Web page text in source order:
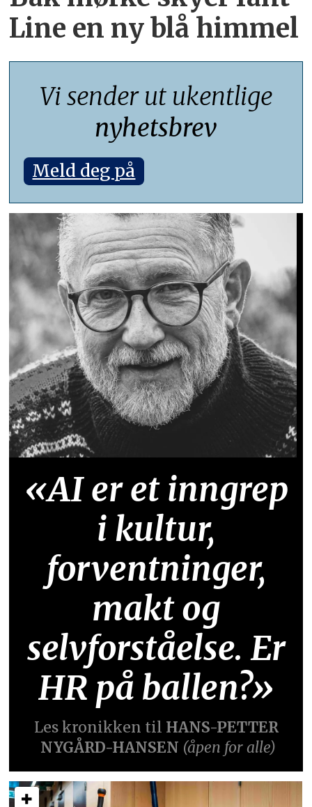
Line en ny blå himmel
Vi sender ut ukentlige
nyhetsbrev
Meld deg på
«AI er et inngrep
i kultur,
forventninger,
makt og
selvforståelse. Er
HR på ballen?»
Les kronikken til HANS-PETTER
NYGÅRD-HANSEN (åpen for alle)